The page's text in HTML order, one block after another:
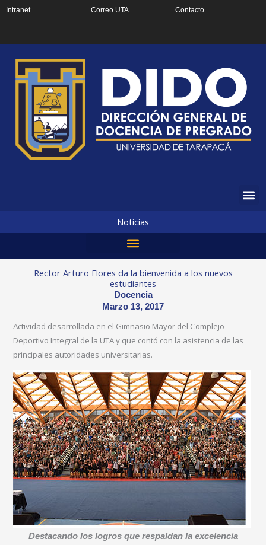
Intranet Correo UTA Contacto
Noticias
Rector Arturo Flores da la bienvenida a los nuevos
estudiantes
Docencia
Marzo 13, 2017
Actividad desarrollada en el Gimnasio Mayor del Complejo
Deportivo Integral de la UTA y que contó con la asistencia de las
principales autoridades universitarias.
Destacando los logros que respaldan la excelencia